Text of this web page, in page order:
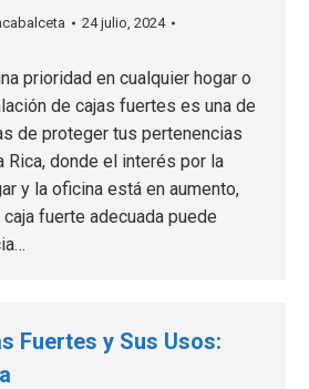
24 julio, 2024
prioridad en cualquier hogar o
de cajas fuertes es una de
de proteger tus pertenencias
Rica, donde el interés por la
y la oficina está en aumento,
fuerte adecuada puede
Fuertes y Sus Usos: